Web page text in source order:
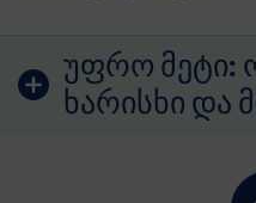
უფრო მეტი:
ხარისხი და